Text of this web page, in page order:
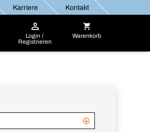
Karriere Kontakt
Login /
Registrieren
Warenkorb